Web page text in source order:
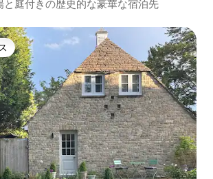
と庭付きの歴史的な豪華な宿泊先
ョイスです。